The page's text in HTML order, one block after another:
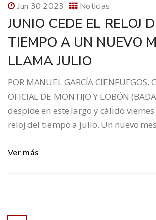
Jun 30 2023 Noticias
JUNIO CEDE EL RELOJ
TIEMPO A UN NUEVO
LLAMA JULIO
POR MANUEL GARCÍA CIENFUEGOS,
OFICIAL DE MONTIJO Y LOBÓN
despide en este largo y cálido
reloj del tiempo a julio. Un nuevo
Ver más